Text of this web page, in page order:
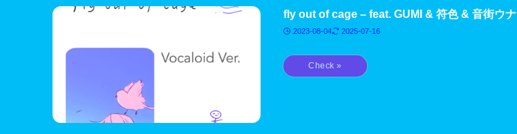
fly out of cage – feat. GUMI & 符色 & 音街ウナ
2023-08-04 2025-07-16